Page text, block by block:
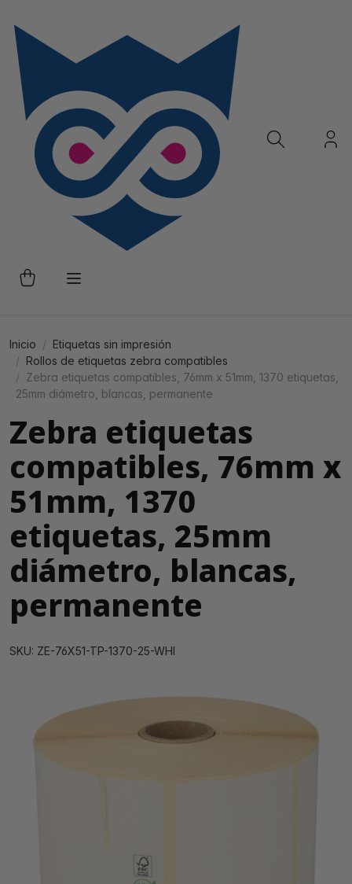
Inicio
Etiquetas sin impresión
Rollos de etiquetas zebra compatibles
Zebra etiquetas compatibles, 76mm x 51mm, 1370 etiquetas,
25mm diámetro, blancas, permanente
Zebra etiquetas
compatibles, 76mm x
51mm, 1370
etiquetas, 25mm
diámetro, blancas,
permanente
SKU: ZE-76X51-TP-1370-25-WHI